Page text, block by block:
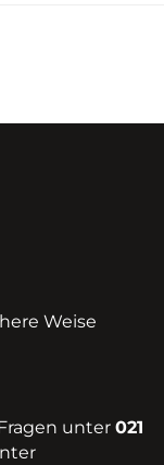
Weise
unter021